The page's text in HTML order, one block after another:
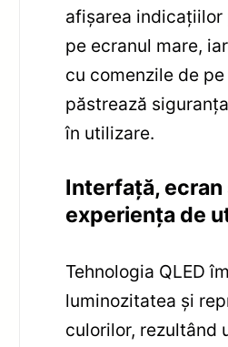
afișarea
pe ecranul mare,
cu comenzile de
păstrează
în utilizare.
Interfață, ecran
experiența de
Tehnologia QLED
luminozitatea și
culorilor, rezultând